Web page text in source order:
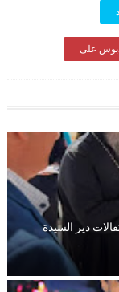
على
دير السيدة